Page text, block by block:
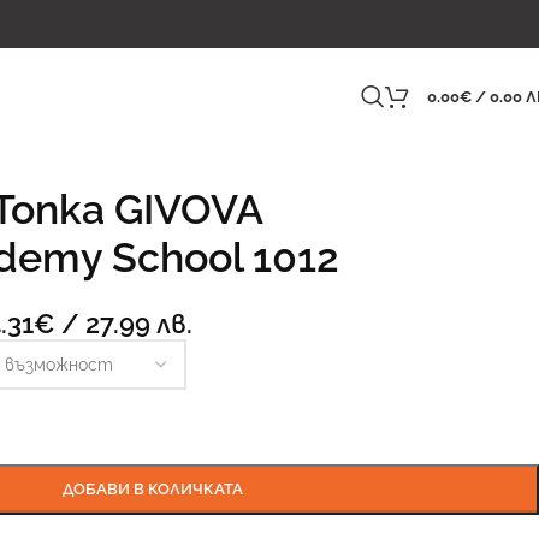
0.00€ / 0.00
GIVOVA
School 1012
€ / 27.99 лв.
ДОБАВИ В КОЛИЧКАТА